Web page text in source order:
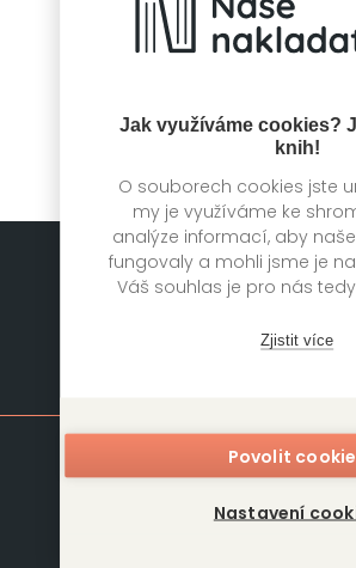
Jak využíváme cookies?
knih!
O souborech cookies jste
my je využíváme ke
analýze informací, aby
fungovaly a mohli jsme je
Váš souhlas je pro nás
Zjistit více
Povolit
Nastavení
Chvilka na léčení
Léčivá
krystalů